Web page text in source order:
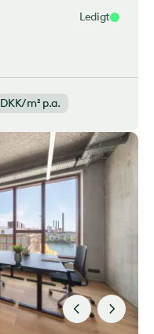
Ledigt
DKK/m² p.a.